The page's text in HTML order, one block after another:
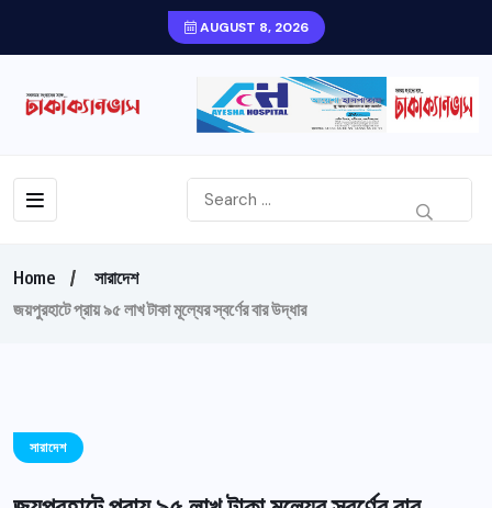
AUGUST 8, 2026
Home
সারাদেশ
জয়পুরহাটে প্রায় ৯৫ লাখ টাকা মূল্যের স্বর্ণের বার উদ্ধার
সারাদেশ